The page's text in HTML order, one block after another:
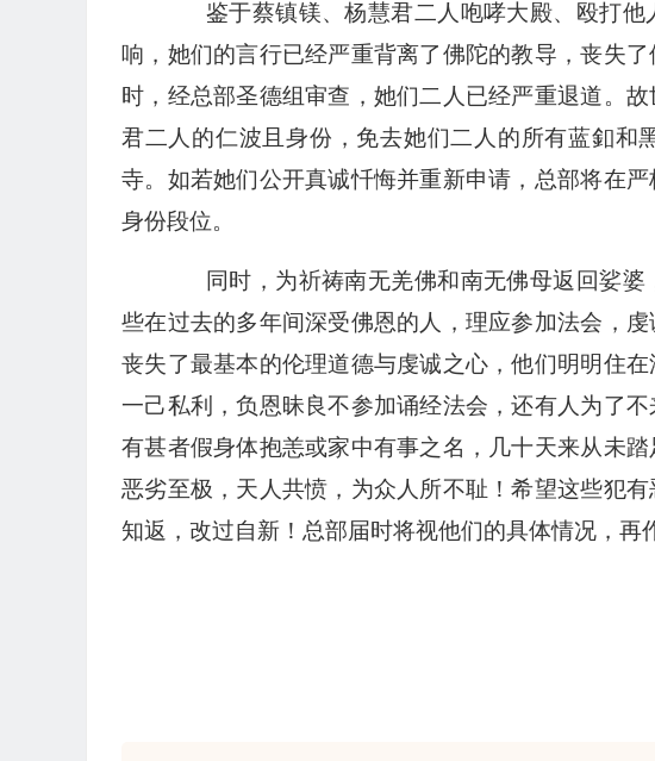
鉴于蔡镇镁、杨慧君二人咆哮大殿、殴打他
响，她们的言行已经严重背离了佛陀的教导，丧失
时，经总部圣德组审查，她们二人已经严重退道。
君二人的仁波且身份，免去她们二人的所有蓝釦和
寺。如若她们公开真诚忏悔并重新申请，总部将在
身份段位。
同时，为祈祷南无羌佛和南无佛母返回娑婆
些在过去的多年间深受佛恩的人，理应参加法会，
丧失了最基本的伦理道德与虔诚之心，他们明明住
一己私利，负恩昧良不参加诵经法会，还有人为了
有甚者假身体抱恙或家中有事之名，几十天来从未
恶劣至极，天人共愤，为众人所不耻！希望这些犯
知返，改过自新！总部届时将视他们的具体情况，再